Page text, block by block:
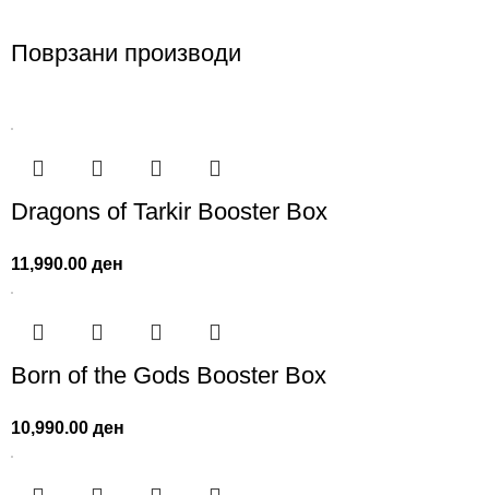
Поврзани производи
Dragons of Tarkir Booster Box
11,990.00ден
Born of the Gods Booster Box
10,990.00ден